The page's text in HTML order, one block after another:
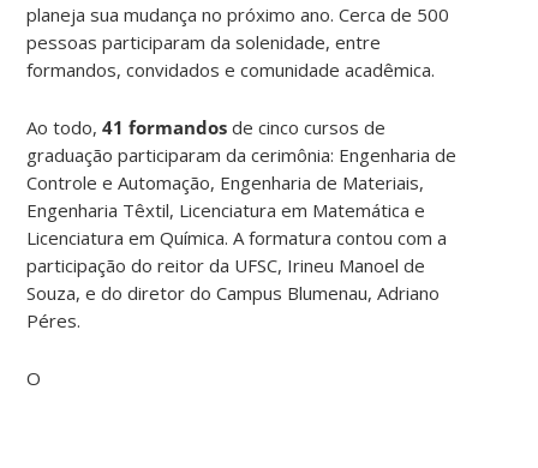
planeja sua mudança no próximo ano. Cerca de 500
pessoas participaram da solenidade, entre
formandos, convidados e comunidade acadêmica.
Ao todo,41 formandos de cinco cursos de
graduação participaram da cerimônia: Engenharia de
Controle e Automação, Engenharia de Materiais,
Engenharia Têxtil, Licenciatura em Matemática e
Licenciatura em Química. A formatura contou com a
participação do reitor da UFSC, Irineu Manoel de
Souza, e do diretor do Campus Blumenau, Adriano
Péres.
O